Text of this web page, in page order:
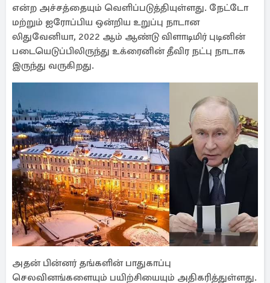
என்ற அச்சத்தையும் வெளிப்படுத்தியுள்ளது. நேட்டோ
மற்றும் ஐரோப்பிய ஒன்றிய உறுப்பு நாடான
லிதுவேனியா, 2022 ஆம் ஆண்டு விளாடிமிர் புடினின்
படையெடுப்பிலிருந்து உக்ரைனின் தீவிர நட்பு நாடாக
இருந்து வருகிறது.
அதன் பின்னர் தங்களின் பாதுகாப்பு
செலவினங்களையும் பயிற்சியையும் அதிகரித்துள்ளது.